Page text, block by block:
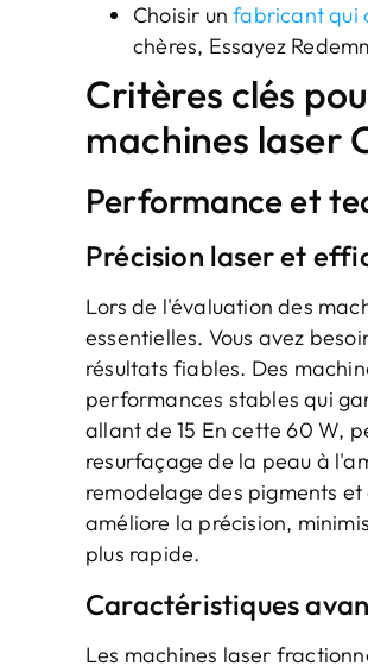
Choisir unfabricant qui
chères, Essayez
Critères clés
machines laser
Performance et
Précision laser et
Lors de l'évaluation des
essentielles. Vous avez
résultats fiables. Des
performances stables qui
allant de 15 En cette 60 W,
resurfaçage de la peau à
remodelage des pigments
améliore la précision,
plus rapide.
Caractéristiques
Les machines laser